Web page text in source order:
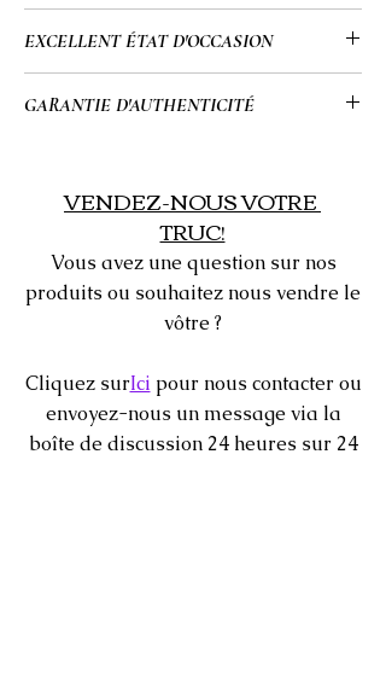
• Toile GG
• Numéro de série : 263345-498879
• Vert, blanc et bleu sarcelle
• 16” x 15” x 6” (po)
EXCELLENT ÉTAT D'OCCASION
quelques défauts mineurs. Veuillez
de l'acheter.
GARANTIE D'AUTHENTICITÉ
supervisé par une équipe hautement
qualifiée qui me permet de vous
fournir une garantie à 100 % que tous
les articles de mon site Web sont
authentiques ou remboursés.
VENDEZ-NOUS VOTRE
TRUC!
Vous avez une question sur nos
produits ou souhaitez nous vendre le
vôtre ?
Cliquez surIci pour nous contacter ou
envoyez-nous un message via la
boîte de discussion 24 heures sur 24